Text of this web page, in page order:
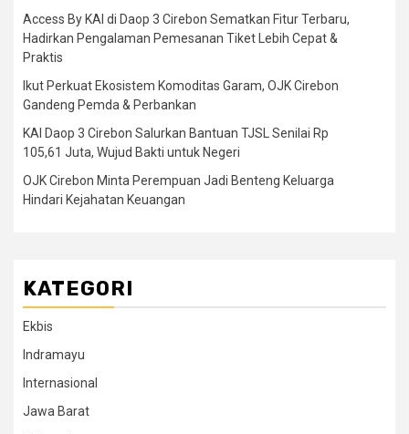
Access By KAI di Daop 3 Cirebon Sematkan Fitur Terbaru,
Hadirkan Pengalaman Pemesanan Tiket Lebih Cepat &
Praktis
Ikut Perkuat Ekosistem Komoditas Garam, OJK Cirebon
Gandeng Pemda & Perbankan
KAI Daop 3 Cirebon Salurkan Bantuan TJSL Senilai Rp
105,61 Juta, Wujud Bakti untuk Negeri
OJK Cirebon Minta Perempuan Jadi Benteng Keluarga
Hindari Kejahatan Keuangan
KATEGORI
Ekbis
Indramayu
Internasional
Jawa Barat